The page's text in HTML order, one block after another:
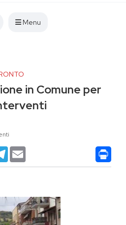
Menu
in Comune per
Telegram